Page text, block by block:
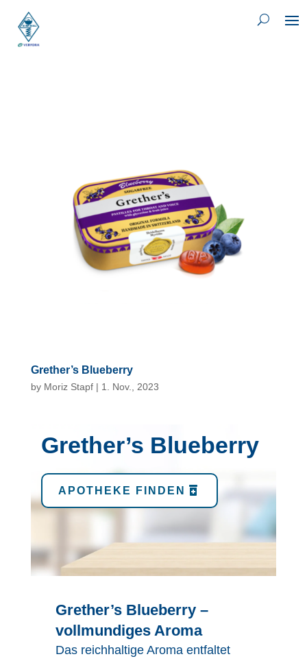
Grether’s Blueberry
by Moriz Stapf| 1. Nov., 2023
Grether’s Blueberry
APOTHEKE FINDEN
Grether’s Blueberry –
vollmundiges Aroma
Das reichhaltige Aroma entfaltet